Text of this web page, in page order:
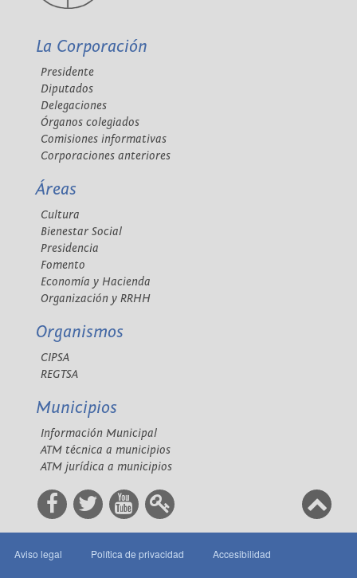
La Corporación
Presidente
Diputados
Delegaciones
Órganos colegiados
Comisiones informativas
Corporaciones anteriores
Áreas
Cultura
Bienestar Social
Presidencia
Fomento
Economía y Hacienda
Organización y RRHH
Organismos
CIPSA
REGTSA
Municipios
Información Municipal
ATM técnica a municipios
ATM jurídica a municipios
Aviso legal Política de privacidad Accesibilidad